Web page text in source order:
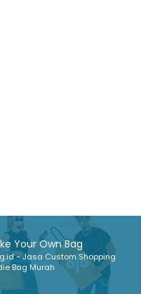
Your Own Bag
- Jasa Custom Shopping
Bag Murah